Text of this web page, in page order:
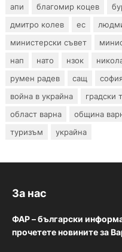
апи благомир коцев
дмитро колев
ес
министерски съвет
нап
нато нзок
румен радев
сащ
война в украйна
градски
област варна
община
туризъм
украйна
За нас
ФАР – български
прочетете новините за